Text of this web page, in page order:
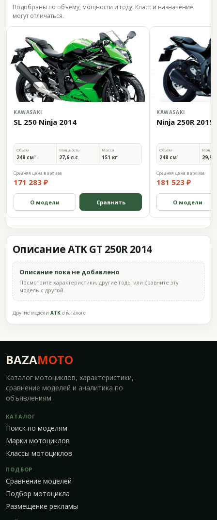
Подобраны по объёму, мощности и году. Класс и назначение
могут отличаться.
KAWASAKI
SL 250 Ninja 2014
Объём
248 см³
Мощность
27,6 л.с.
Масса
151 кг
Средняя цена в архиве
171 283 ₽
О модели Сравнить
KAWASAKI
Ninja 250R 2015
Объём
248 см³ 29,9
Средняя цена в архиве
181 523 ₽
О модели
Описание ATK GT 250R 2014
Описание пока не добавлено
Посмотрите характеристики, другие годы или сравните эту
модель с другой.
Другие модели ATK в каталоге
BAZAMOTO
Каталог мотоциклов, характеристики,
сравнение моделей и аналитика по
объявлениям.
КАТАЛОГ
Поиск по моделям
Марки мотоциклов
Классы мотоциклов
ПОДБОР
Сравнение моделей
Подбор мотоцикла
Размещение рекламы